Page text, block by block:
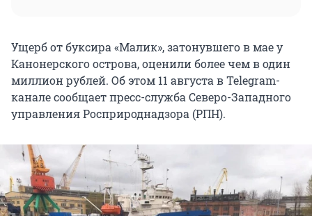
Ущерб от буксира «Малик», затонувшего в мае у
Канонерского острова, оценили более чем в один
миллион рублей. Об этом 11 августа в Telegram-
канале сообщает пресс-служба Северо-Западного
управления Росприроднадзора (РПН).